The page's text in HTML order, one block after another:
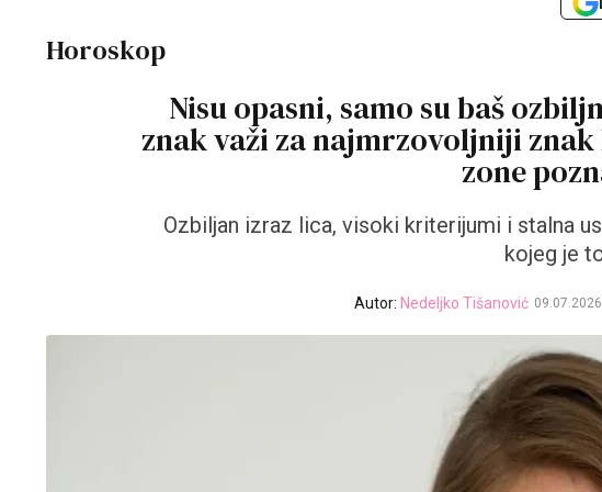
Horoskop
Nisu opasni, samo su baš
znak važi za najmrzovoljniji
zone
Ozbiljan izraz lica, visoki kriterijumi i stalna
kojeg je
Autor: Nedeljko Tišanović 09.07.2026.